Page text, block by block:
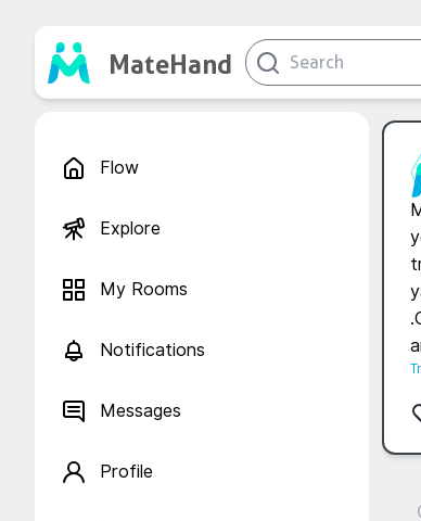
MateHand
Flow
Explore
My Rooms
Notifications
Messages
Profile